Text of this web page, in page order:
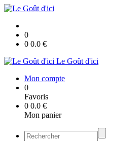
0
0 0.0 €
Le Goût d'ici
Mon compte
0
Favoris
0 0.0 €
Mon panier